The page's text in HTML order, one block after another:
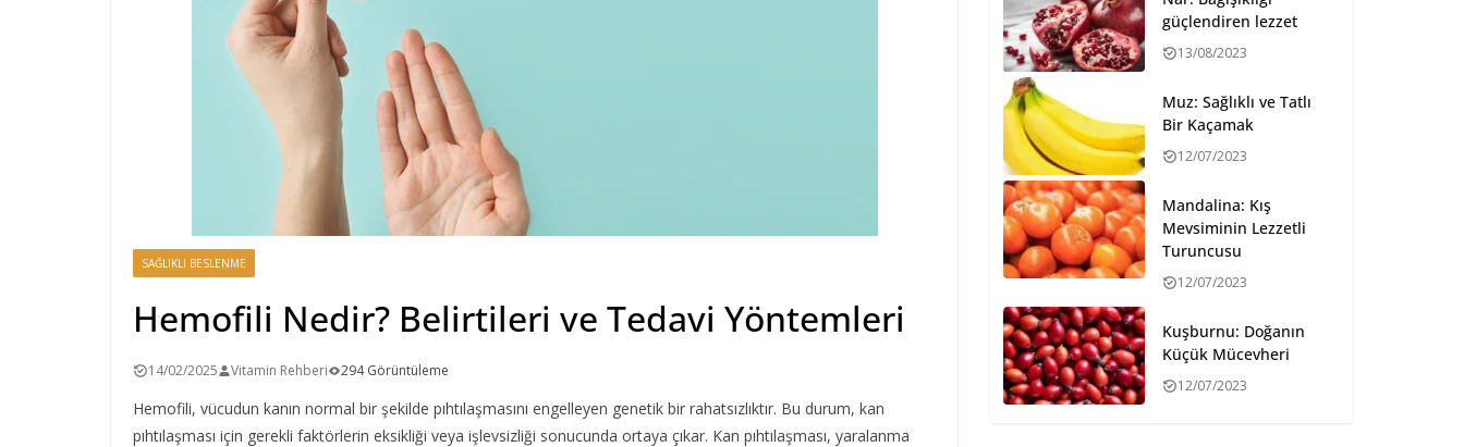
SAĞLIKLI BESLENME
Hemofili Nedir? Belirtileri ve Tedavi Yöntemleri
14/02/2025 Vitamin Rehberi 294 Görüntüleme
Hemofili, vücudun kanın normal bir şekilde pıhtılaşmasını engelleyen genetik bir rahatsızlıktır. Bu durum, kan
pıhtılaşması için gerekli faktörlerin eksikliği veya işlevsizliği sonucunda ortaya çıkar. Kan pıhtılaşması, yaralanma
güçlendiren lezzet
13/08/2023
Muz: Sağlıklı ve Tatlı
Bir Kaçamak
12/07/2023
Mandalina: Kış
Mevsiminin Lezzetli
Turuncusu
12/07/2023
Kuşburnu: Doğanın
Küçük Mücevheri
12/07/2023